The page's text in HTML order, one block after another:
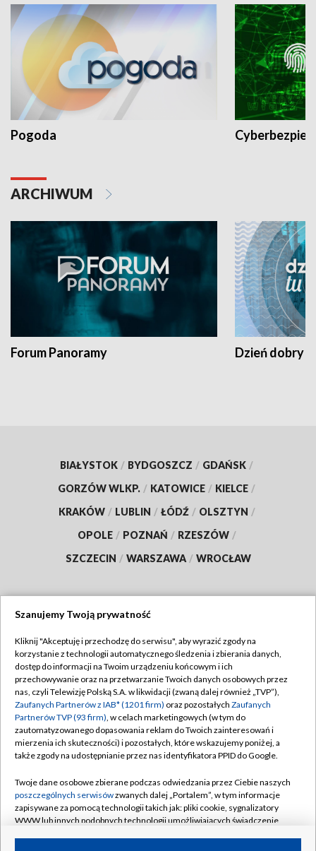
Pogoda
ARCHIWUM
Forum Panoramy Dzień dobry
BIAŁYSTOK / BYDGOSZCZ / GDAŃSK /
GORZÓW WLKP. / KATOWICE / KIELCE /
KRAKÓW / LUBLIN / ŁÓDŹ / OLSZTYN /
OPOLE / POZNAŃ / RZESZÓW /
SZCZECIN / WARSZAWA / WROCŁAW
TVP
Abonament TVP
Emisja w TVP
Centrum informacji TVP
Naziemna Telewizja Cyfrowa
Rada Programowa
System NOS
Informacje o nadawcy
Regulamin TVP
Polityka prywatności
Moje zgody
Pomoc
Kontakt
Kanały
Szanujemy Twoją prywatność
Kliknij "Akceptuję i przechodzę do serwisu", aby wyrazić zgody na
korzystanie z technologii automatycznego śledzenia i zbierania danych,
dostęp do informacji na Twoim urządzeniu końcowym i ich
przechowywanie oraz na przetwarzanie Twoich danych osobowych przez
nas, czyli Telewizję Polską S.A. w likwidacji (zwaną dalej również „TVP”),
Zaufanych Partnerów z IAB* (1201 firm) oraz pozostałych Zaufanych
Partnerów TVP (93 firm), w celach marketingowych (w tym do
zautomatyzowanego dopasowania reklam do Twoich zainteresowań i
mierzenia ich skuteczności) i pozostałych, które wskazujemy poniżej, a
także zgody na udostępnianie przez nas identyfikatora PPID do Google.
Twoje dane osobowe zbierane podczas odwiedzania przez Ciebie naszych
poszczególnych serwisówzwanych dalej „Portalem”, w tym informacje
zapisywane za pomocą technologii takich jak: pliki cookie, sygnalizatory
WWW lub innych podobnych technologii umożliwiających świadczenie